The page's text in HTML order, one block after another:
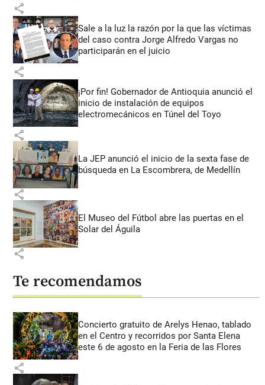
share
Sale a la luz la razón por la que las víctimas
del caso contra Jorge Alfredo Vargas no
participarán en el juicio
share
¡Por fin! Gobernador de Antioquia anunció el
inicio de instalación de equipos
electromecánicos en Túnel del Toyo
share
La JEP anunció el inicio de la sexta fase de
búsqueda en La Escombrera, de Medellín
share
El Museo del Fútbol abre las puertas en el
Solar del Águila
share
Te recomendamos
Concierto gratuito de Arelys Henao, tablado
en el Centro y recorridos por Santa Elena
este 6 de agosto en la Feria de las Flores
share